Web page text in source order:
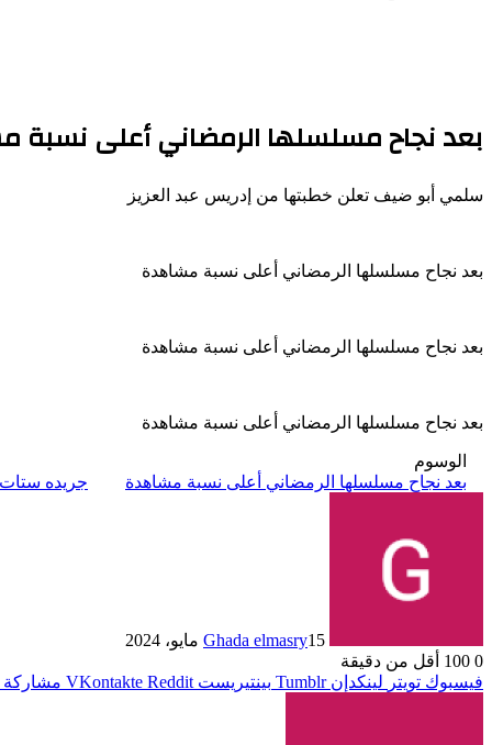
بعد نجاح مسلسلها الرمضاني أعلى نسبة
سلمي أبو ضيف تعلن خطبتها من إدريس عبد العزيز
بعد نجاح مسلسلها الرمضاني أعلى نسبة مشاهدة
بعد نجاح مسلسلها الرمضاني أعلى نسبة مشاهدة
بعد نجاح مسلسلها الرمضاني أعلى نسبة مشاهدة
الوسوم
بعد نجاح مسلسلها الرمضاني أعلى نسبة مشاهدة
جريده
Ghada elmasry15 مايو، 2024
0
أقل من دقيقة
فيسبوك تويتر لينكدإن بينتيريست مشاركة